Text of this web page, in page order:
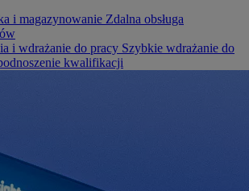
i magazynowanie Zdalna obsługa
i wdrażanie do pracy Szybkie wdrażanie do
kwalifikacji